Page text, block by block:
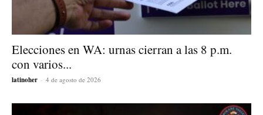
Elecciones en WA: urnas cierran a las 8 p.m.
con varios...
latinoher - 4 de agosto de 2026